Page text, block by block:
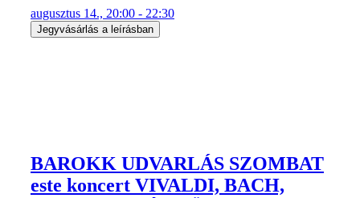
augusztus 14., 20:00 - 22:30
Jegyvásárlás a leírásban
BAROKK UDVARLÁS SZOMBAT
este koncert VIVALDI, BACH,